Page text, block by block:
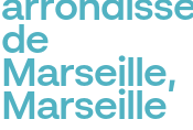
de
Marseille,
Marseille